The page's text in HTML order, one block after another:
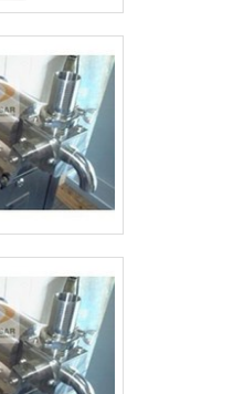
as atividades;
Apenas na
é possível
diversas opções
retrofit eletrônico,
químicas e